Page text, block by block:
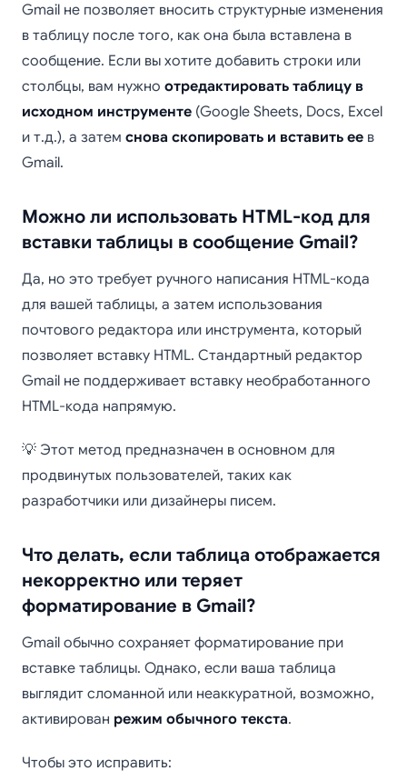
Gmail не позволяет вносить структурные изменения
в таблицу после того, как она была вставлена в
сообщение. Если вы хотите добавить строки или
столбцы, вам нужно отредактировать таблицу в
исходном инструменте (Google Sheets, Docs, Excel
и т.д.), а затем снова скопировать и вставить ее в
Gmail.
Можно ли использовать HTML-код для
вставки таблицы в сообщение Gmail?
Да, но это требует ручного написания HTML-кода
для вашей таблицы, а затем использования
почтового редактора или инструмента, который
позволяет вставку HTML. Стандартный редактор
Gmail не поддерживает вставку необработанного
HTML-кода напрямую.
💡 Этот метод предназначен в основном для
продвинутых пользователей, таких как
разработчики или дизайнеры писем.
Что делать, если таблица отображается
некорректно или теряет
форматирование в Gmail?
Gmail обычно сохраняет форматирование при
вставке таблицы. Однако, если ваша таблица
выглядит сломанной или неаккуратной, возможно,
активирован режим обычного текста.
Чтобы это исправить: